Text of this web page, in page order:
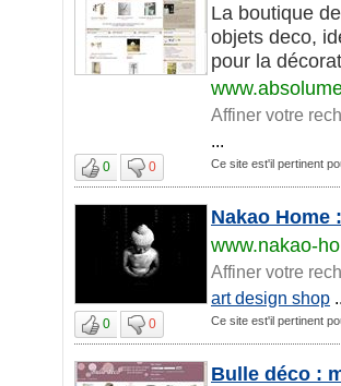
La boutique
objets deco,
pour la
Affiner votre
...
0 0 Ce site est'il pertinent
Nakao Home
www.nakao-
Affiner votre
art design shop
0 0 Ce site est'il pertinent
Bulle déco :